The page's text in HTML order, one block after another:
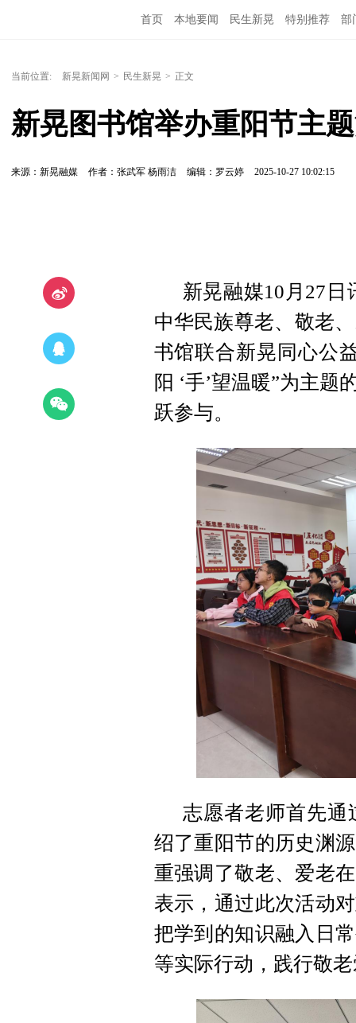
首页 本地要闻 民生新晃 特别推荐 部
当前位置: 新晃新闻网 > 民生新晃 > 正文
新晃图书馆举办重阳节主
来源：新晃融媒 作者：张武军 杨雨洁 编辑：罗云婷 2025-10-27 10:02:15
新晃融媒10月27
中华民族尊老、敬老
书馆联合新晃同心公
阳 ‘手’望温暖”为主
跃参与。
志愿者老师首先通
绍了重阳节的历史渊
重强调了敬老、爱老
表示，通过此次活动
把学到的知识融入日
等实际行动，践行敬